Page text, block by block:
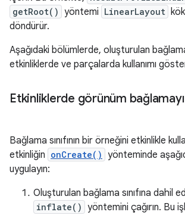
getRoot() yöntemi LinearLayout
döndürür.
Aşağıdaki bölümlerde, oluşturulan bağlama
etkinliklerde ve parçalarda kullanımı
Etkinliklerde görünüm
Bağlama sınıfının bir örneğini etkinlikle
etkinliğin onCreate() yönteminde
uygulayın:
Oluşturulan bağlama sınıfına dahil
inflate() yöntemini çağırın. Bu